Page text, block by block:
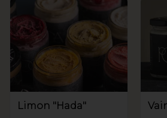
Limon "Hada"